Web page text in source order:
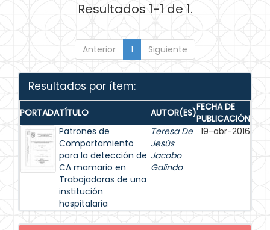
Resultados 1-1 de 1.
Anterior 1 Siguiente
Resultados por ítem:
PORTADATÍTULO AUTOR(ES)FECHA DE
PUBLICACIÓN
Patrones de
Comportamiento
para la detección de
CA mamario en
Trabajadoras de una
institución
hospitalaria
Teresa De
Jesús
Jacobo
Galindo
19-abr-2016